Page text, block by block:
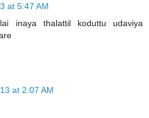
at 5:47 AM
inaya thalattil koduttu udaviya
at 2:07 AM